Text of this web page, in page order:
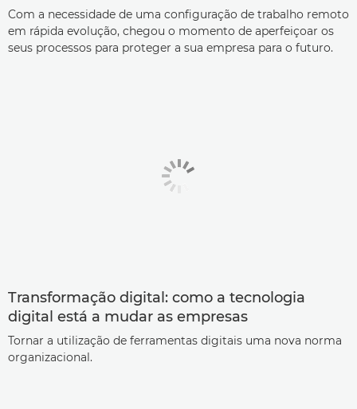
Com a necessidade de uma configuração de trabalho remoto
em rápida evolução, chegou o momento de aperfeiçoar os
seus processos para proteger a sua empresa para o futuro.
Transformação digital: como a tecnologia
digital está a mudar as empresas
Tornar a utilização de ferramentas digitais uma nova norma
organizacional.